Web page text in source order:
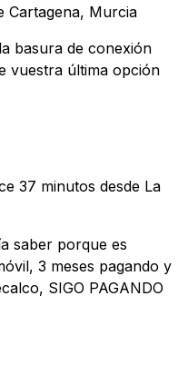
Cartagena, Murcia
basura de conexión
vuestra última opción
37 minutos desde La
saber porque es
3 meses pagando y
SIGO PAGANDO